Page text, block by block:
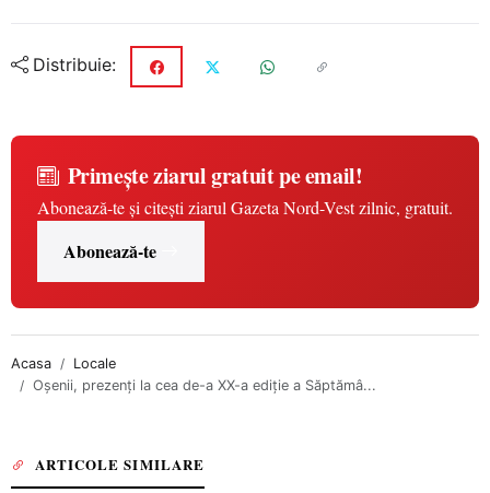
Distribuie:
Primește ziarul gratuit pe email!
Abonează-te și citești ziarul Gazeta Nord-Vest zilnic, gratuit.
Abonează-te
Acasa
Locale
Oșenii, prezenți la cea de-a XX-a ediție a Săptămâ...
ARTICOLE SIMILARE